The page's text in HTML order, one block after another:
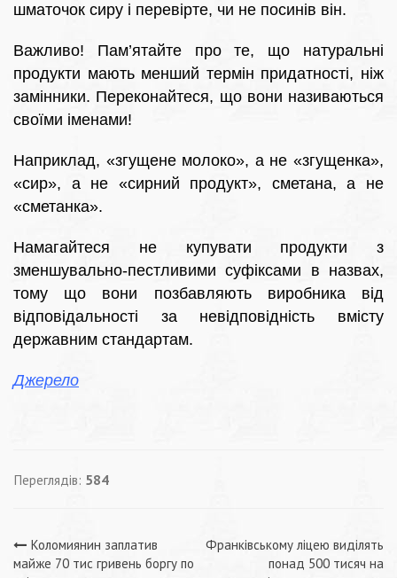
шматочок сиру і перевірте, чи не посинів він.
Важливо! Пам’ятайте про те, що натуральні
продукти мають менший термін придатності, ніж
замінники. Переконайтеся, що вони називаються
своїми іменами!
Наприклад, «згущене молоко», а не «згущенка»,
«сир», а не «сирний продукт», сметана, а не
«сметанка».
Намагайтеся не купувати продукти з
зменшувально-пестливими суфіксами в назвах,
тому що вони позбавляють виробника від
відповідальності за невідповідність вмісту
державним стандартам.
Джерело
Переглядів: 584
Навігація
Коломиянин заплатив
майже 70 тис гривень боргу по
Франківському ліцею виділять
понад 500 тисяч на